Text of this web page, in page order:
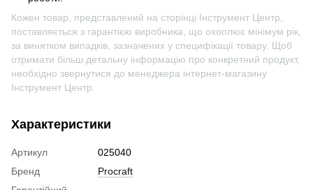
Кожен товар, представлений на сторінці Інструмент Центр,
поставляється з гарантією виробника, що охоплює мінімум рік,
за винятком випадків, зазначених у специфікації товару. Щоб
отримати більш детальну інформацію про конкретний продукт,
необхідно звернутися до менеджера інтернет-магазину
Інструмент Центр.
Характеристики
Артикул
025040
Бренд
Procraft